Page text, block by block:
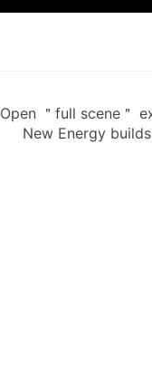
Open ＂full scene＂
New Energy